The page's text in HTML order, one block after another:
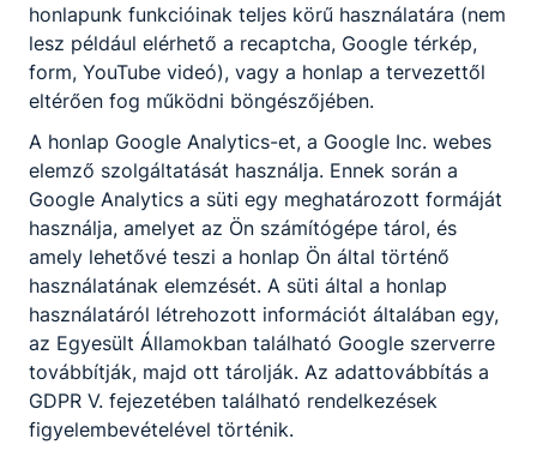
honlapunk funkcióinak teljes körű használatára (nem
lesz például elérhető a recaptcha, Google térkép,
form, YouTube videó), vagy a honlap a tervezettől
eltérően fog működni böngészőjében.
A honlap Google Analytics-et, a Google Inc. webes
elemző szolgáltatását használja. Ennek során a
Google Analytics a süti egy meghatározott formáját
használja, amelyet az Ön számítógépe tárol, és
amely lehetővé teszi a honlap Ön által történő
használatának elemzését. A süti által a honlap
használatáról létrehozott információt általában egy,
az Egyesült Államokban található Google szerverre
továbbítják, majd ott tárolják. Az adattovábbítás a
GDPR V. fejezetében található rendelkezések
figyelembevételével történik.